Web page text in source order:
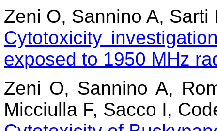
Zeni O, Sannino A,
Cytotoxicity
exposed to 1950 MHz
Zeni O, Sannino A,
Micciulla F, Sacco I,